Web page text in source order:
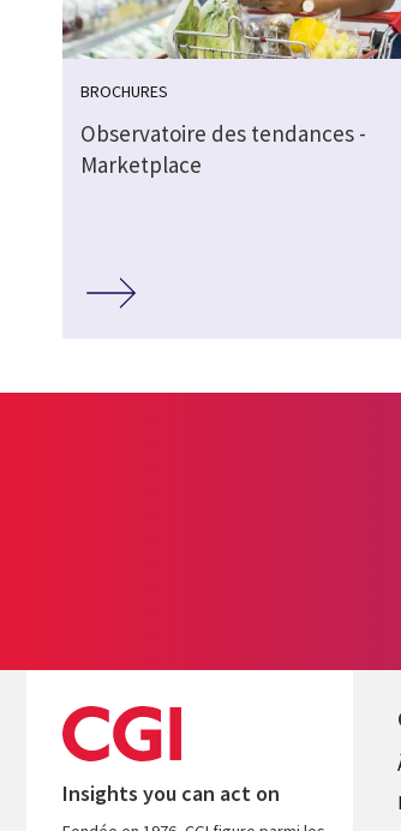
BROCHURES
Observatoire des tendances -
Marketplace
Insights you can act on